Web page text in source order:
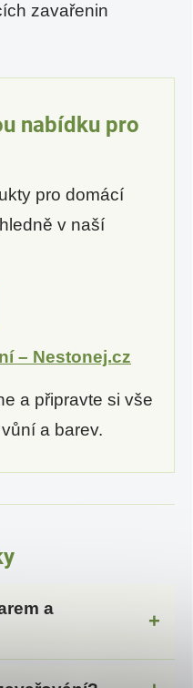
zavařenin
nabídku pro
pro domácí
v naší
– Nestonej.cz
a připravte si vše
a barev.
a